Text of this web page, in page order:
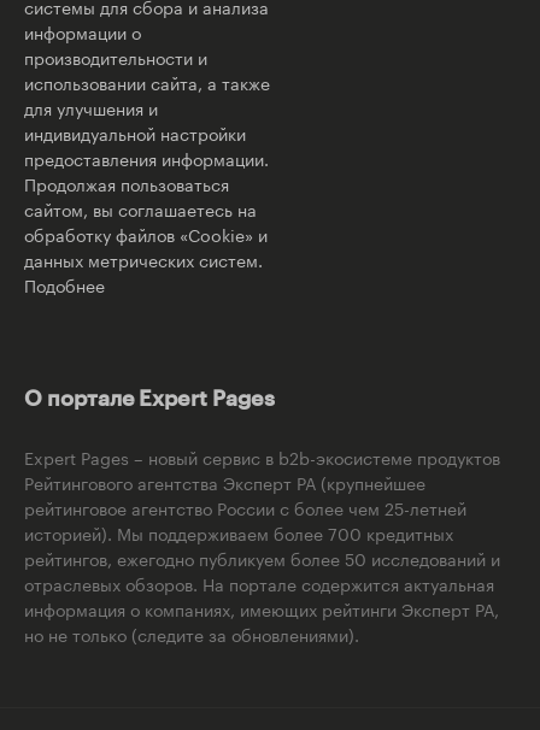
системы для сбора и анализа
информации о
производительности и
использовании сайта, а также
для улучшения и
индивидуальной настройки
предоставления информации.
Продолжая пользоваться
сайтом, вы соглашаетесь на
обработку файлов «Cookie» и
данных метрических систем.
Подобнее
О портале Expert Pages
Expert Pages – новый сервис в b2b-экосистеме продуктов
Рейтингового агентства Эксперт РА (крупнейшее
рейтинговое агентство России с более чем 25-летней
историей). Мы поддерживаем более 700 кредитных
рейтингов, ежегодно публикуем более 50 исследований и
отраслевых обзоров. На портале содержится актуальная
информация о компаниях, имеющих рейтинги Эксперт РА,
но не только (следите за обновлениями).